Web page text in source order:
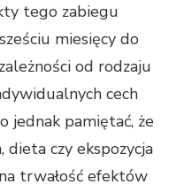
tego zabiegu
miesięcy do
od rodzaju
cech
jednak pamiętać, że
dieta czy ekspozycja
trwałość efektów